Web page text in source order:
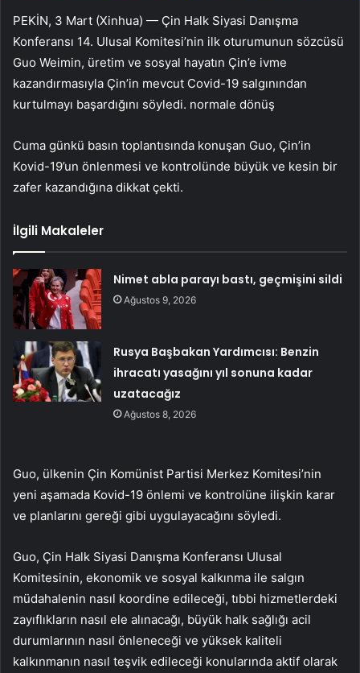
PEKİN, 3 Mart (Xinhua) — Çin Halk Siyasi Danışma
Konferansı 14. Ulusal Komitesi’nin ilk oturumunun sözcüsü
Guo Weimin, üretim ve sosyal hayatın Çin’e ivme
kazandırmasıyla Çin’in mevcut Covid-19 salgınından
kurtulmayı başardığını söyledi. normale dönüş
Cuma günkü basın toplantısında konuşan Guo, Çin’in
Kovid-19’un önlenmesi ve kontrolünde büyük ve kesin bir
zafer kazandığına dikkat çekti.
İlgili Makaleler
Nimet abla parayı bastı, geçmişini sildi
Ağustos 9, 2026
Rusya Başbakan Yardımcısı: Benzin
ihracatı yasağını yıl sonuna kadar
uzatacağız
Ağustos 8, 2026
Guo, ülkenin Çin Komünist Partisi Merkez Komitesi’nin
yeni aşamada Kovid-19 önlemi ve kontrolüne ilişkin karar
ve planlarını gereği gibi uygulayacağını söyledi.
Guo, Çin Halk Siyasi Danışma Konferansı Ulusal
Komitesinin, ekonomik ve sosyal kalkınma ile salgın
müdahalenin nasıl koordine edileceği, tıbbi hizmetlerdeki
zayıflıkların nasıl ele alınacağı, büyük halk sağlığı acil
durumlarının nasıl önleneceği ve yüksek kaliteli
kalkınmanın nasıl teşvik edileceği konularında aktif olarak